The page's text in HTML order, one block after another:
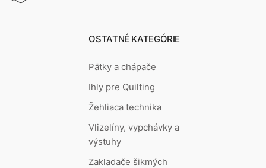
OSTATNÉ KATEGÓRIE
Pätky a chápače
Ihly pre Quilting
Žehliaca technika
Vlizelíny, vypchávky a
výstuhy
Zakladače šikmých